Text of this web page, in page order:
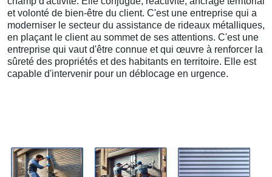
et volonté de bien-être du client. C'est une entreprise qui a
moderniser le secteur du assistance de rideaux métalliques,
en plaçant le client au sommet de ses attentions. C'est une
entreprise qui vaut d'être connue et qui œuvre à renforcer la
sûreté des propriétés et des habitants en territoire. Elle est
capable d'intervenir pour un déblocage en urgence.